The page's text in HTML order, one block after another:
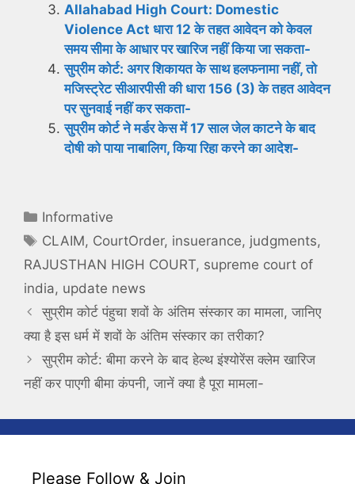
Allahabad High Court: Domestic
Violence Act धारा 12 के तहत आवेदन को केवल
समय सीमा के आधार पर खारिज नहीं किया जा सकता-
सुप्रीम कोर्ट: अगर शिकायत के साथ हलफनामा नहीं, तो
मजिस्ट्रेट सीआरपीसी की धारा 156 (3) के तहत आवेदन
पर सुनवाई नहीं कर सकता-
सुप्रीम कोर्ट ने मर्डर केस में 17 साल जेल काटने के बाद
दोषी को पाया नाबालिग, किया रिहा करने का आदेश-
Categories
Informative
Tags
CLAIM, CourtOrder, insuerance, judgments,
RAJUSTHAN HIGH COURT, supreme court of
india, update news
सुप्रीम कोर्ट पंहुचा शवों के अंतिम संस्कार का मामला, जानिए
क्‍या है इस धर्म में शवों के अंतिम संस्‍कार का तरीका?
सुप्रीम कोर्ट: बीमा करने के बाद हेल्‍थ इंश्योरेंस क्‍लेम खारिज
नहीं कर पाएगी बीमा कंपनी, जानें क्या है पूरा मामला-
Please Follow & Join